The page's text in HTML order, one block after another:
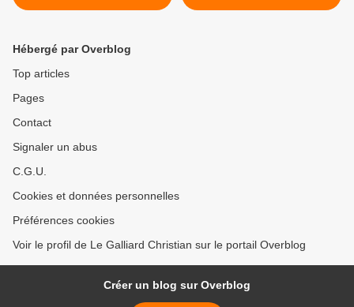
festival ??? >
Hébergé par Overblog
Top articles
Pages
Contact
Signaler un abus
C.G.U.
Cookies et données personnelles
Préférences cookies
Voir le profil de Le Galliard Christian sur le portail Overblog
Créer un blog sur Overblog